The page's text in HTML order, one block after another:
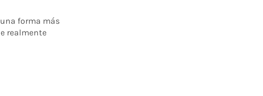
forma más
realmente